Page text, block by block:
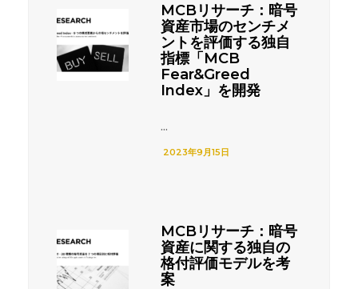
MCBリサーチ：暗号
資産市場のセンチメ
ントを評価する独自
指標「MCB
Fear&Greed
Index」を開発
...
2023年9月15日
MCBリサーチ：暗号
資産に関する独自の
格付評価モデルを考
案